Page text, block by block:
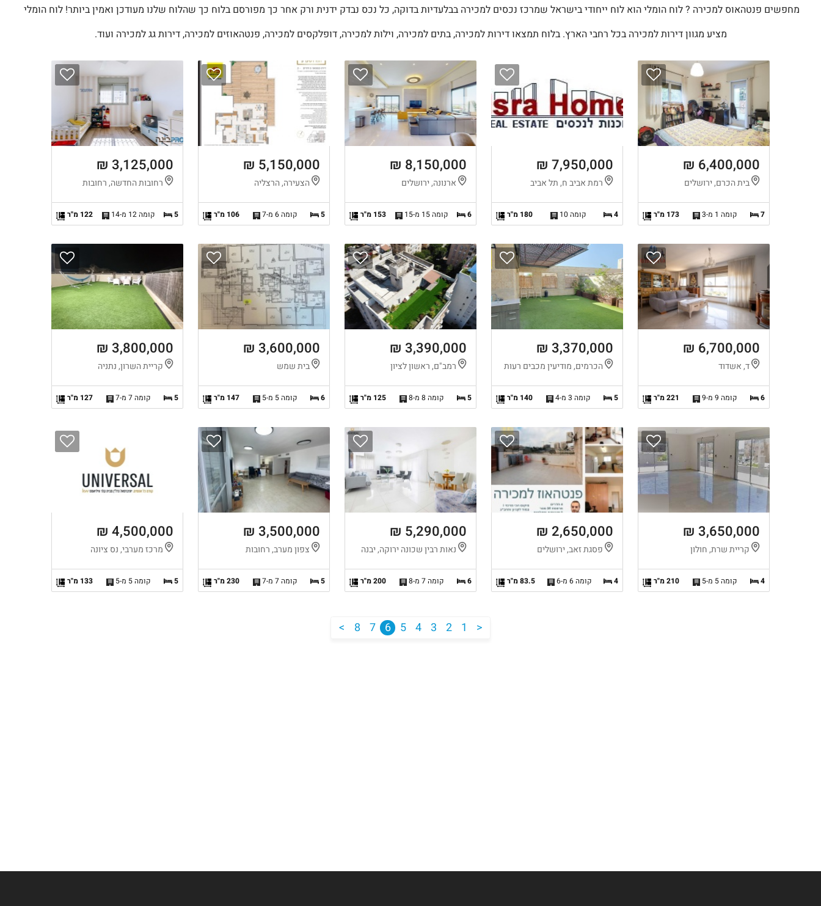
מחפשים פנטהאוס למכירה ? לוח הומלי הוא לוח ייחודי בישראל שמרכז נכסים למכירה בבלעדיות בדוקה, כל נכס נבדק ידנית ורק אחר כך מפורסם בלוח כך שהלוח שלנו מעודכן ואמין ביותר! לוח הומלי
מציע מגוון דירות למכירה בכל רחבי הארץ. בלוח תמצאו דירות למכירה, בתים למכירה, וילות למכירה, דופלקסים למכירה, פנטהאוזים למכירה, דירות גג למכירה ועוד.
6,400,000 ₪
בית הכרם, ירושלים
7 קומה 1 מ-3 173 מ"ר
7,950,000 ₪
רמת אביב ח, תל אביב
4 קומה 10 180 מ"ר
8,150,000 ₪
ארנונה, ירושלים
6 קומה 15 מ-15 153 מ"ר
5,150,000 ₪
הצעירה, הרצליה
5 קומה 6 מ-7 106 מ"ר
3,125,000 ₪
רחובות החדשה, רחובות
5 קומה 12 מ-14 122 מ"ר
6,700,000 ₪
ד, אשדוד
6 קומה 9 מ-9 221 מ"ר
3,370,000 ₪
הכרמים, מודיעין מכבים רעות
5 קומה 3 מ-4 140 מ"ר
3,390,000 ₪
רמב"ם, ראשון לציון
5 קומה 8 מ-8 125 מ"ר
3,600,000 ₪
בית שמש
6 קומה 5 מ-5 147 מ"ר
3,800,000 ₪
קריית השרון, נתניה
5 קומה 7 מ-7 127 מ"ר
3,650,000 ₪
קריית שרת, חולון
4 קומה 5 מ-5 210 מ"ר
2,650,000 ₪
פסגת זאב, ירושלים
4 קומה 6 מ-6 83.5 מ"ר
5,290,000 ₪
נאות רבין שכונה ירוקה, יבנה
6 קומה 7 מ-8 200 מ"ר
3,500,000 ₪
צפון מערב, רחובות
5 קומה 7 מ-7 230 מ"ר
4,500,000 ₪
מרכז מערבי, נס ציונה
5 קומה 5 מ-5 133 מ"ר
>
1
2
3
4
5
6
7
8
<